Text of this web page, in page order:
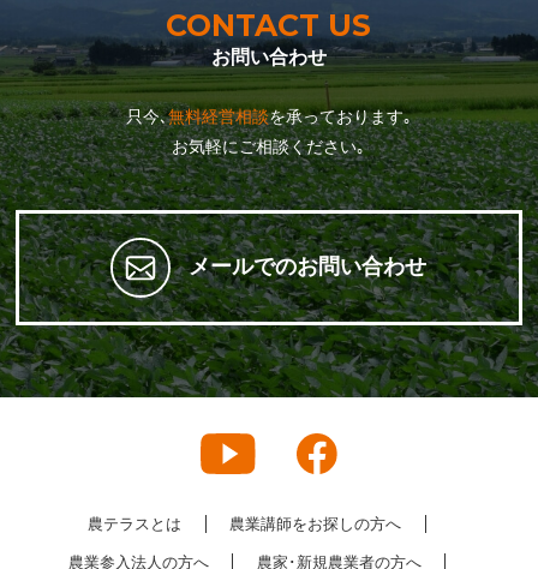
CONTACT US
お問い合わせ
只今､無料経営相談を承っております｡
お気軽にご相談ください｡
メールでのお問い合わせ
農テラスとは 農業講師をお探しの方へ
農業参入法人の方へ 農家･新規農業者の方へ